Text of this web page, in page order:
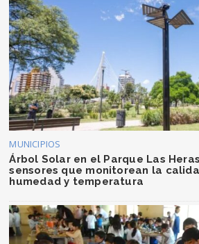
MUNICIPIOS
Árbol Solar en el Parque Las
sensores que monitorean la
humedad y temperatura